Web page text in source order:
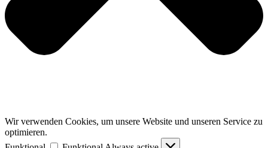
Wir verwenden Cookies, um unsere Website und unseren Service zu
optimieren.